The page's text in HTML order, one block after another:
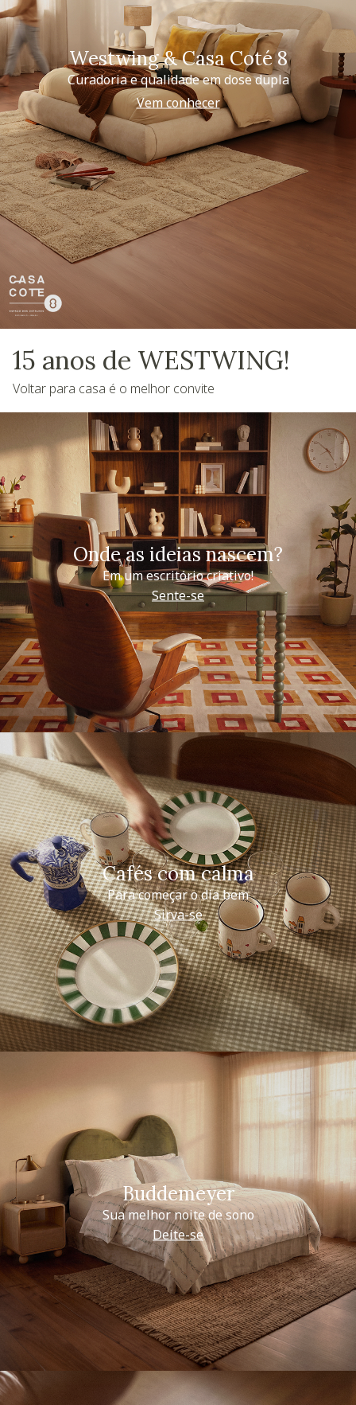
Westwing & Casa Coté 8
Curadoria e qualidade em dose dupla
Vem conhecer
15 anos de WESTWING!
Voltar para casa é o melhor convite
Onde as ideias nascem?
Em um escritório criativo!
Sente-se
Cafés com calma
Para começar o dia bem
Sirva-se
Buddemeyer
Sua melhor noite de sono
Deite-se